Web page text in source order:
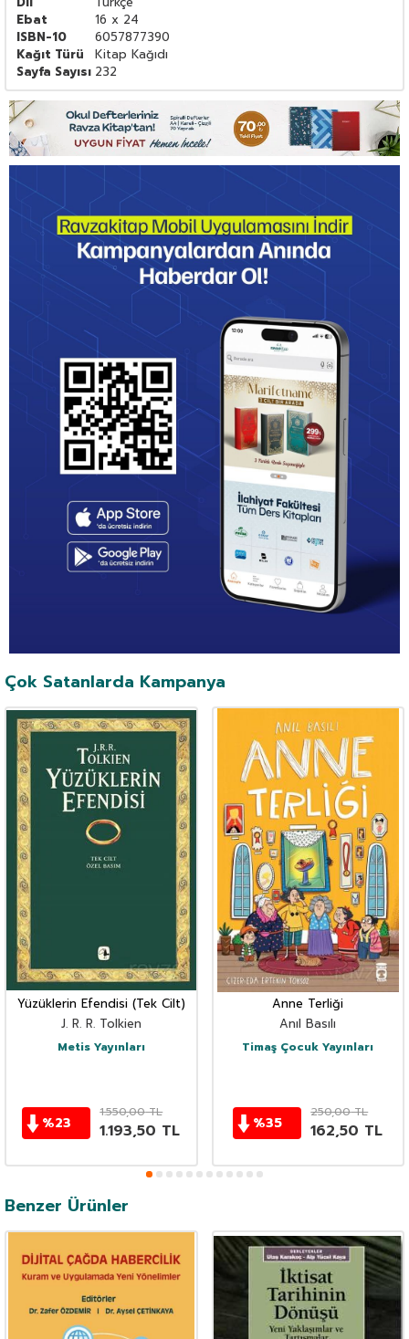
Ebat
16 x 24
ISBN-10
6057877390
Kağıt Türü
Kitap Kağıdı
Sayfa Sayısı 232
Çok Satanlarda Kampanya
Yüzüklerin Efendisi (Tek Cilt)
J. R. R. Tolkien
Metis Yayınları
%23
1.550,00TL
1.193,50 TL
Anne Terliği
Anıl Basılı
Timaş Çocuk Yayınları
%35
250,00TL
162,50 TL
Benzer Ürünler